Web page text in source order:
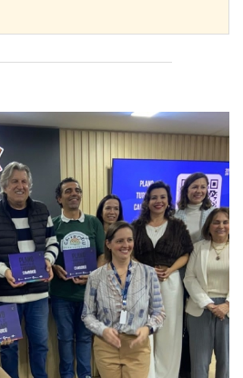
Praça do Pescador à comunidade na